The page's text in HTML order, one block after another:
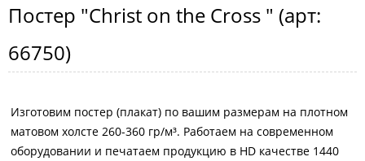
Постер "Christ on the Cross " (арт:
66750)
Изготовим постер (плакат) по вашим размерам на плотном
матовом холсте 260-360 гр/м³. Работаем на современном
оборудовании и печатаем продукцию в HD качестве 1440